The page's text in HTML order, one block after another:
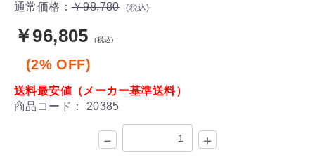
通常価格： ￥98,780 (税込)
￥96,805 (税込)
(2% OFF)
送料最安値（メーカー基準送料）
商品コード： 20385
－ ＋